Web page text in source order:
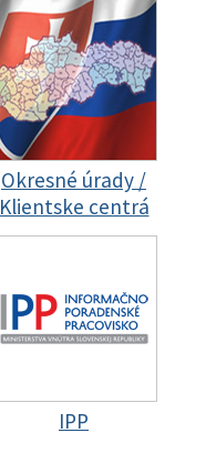
Okresné úrady /
Klientske centrá
IPP